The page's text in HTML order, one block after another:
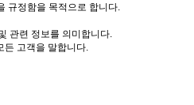
규정함을 목적으로 합니다.
관련 정보를 의미합니다.
든 고객을 말합니다.